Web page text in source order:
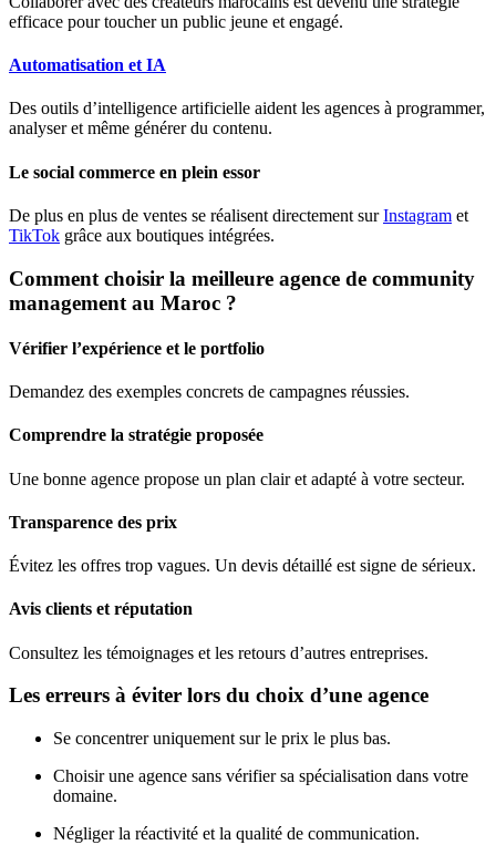
efficace pour toucher un public jeune et engagé.
Automatisation et IA
Des outils d’intelligence artificielle aident les agences à programmer,
analyser et même générer du contenu.
Le social commerce en plein essor
De plus en plus de ventes se réalisent directement surInstagram et
TikTok grâce aux boutiques intégrées.
Comment choisir la meilleure agence de community
management au Maroc ?
Vérifier l’expérience et le portfolio
Demandez des exemples concrets de campagnes réussies.
Comprendre la stratégie proposée
Une bonne agence propose un plan clair et adapté à votre secteur.
Transparence des prix
Évitez les offres trop vagues. Un devis détaillé est signe de sérieux.
Avis clients et réputation
Consultez les témoignages et les retours d’autres entreprises.
Les erreurs à éviter lors du choix d’une agence
Se concentrer uniquement sur le prix le plus bas.
Choisir une agence sans vérifier sa spécialisation dans votre
domaine.
Négliger la réactivité et la qualité de communication.